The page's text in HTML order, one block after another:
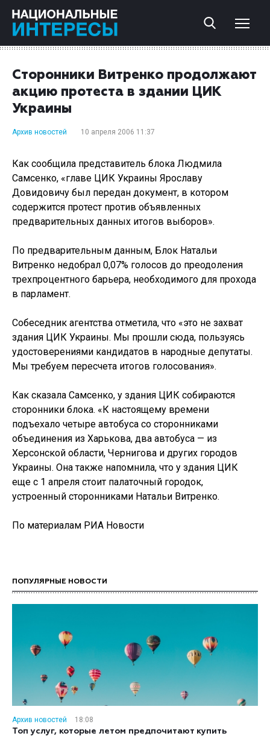
Сторонники Витренко продолжают
акцию протеста в здании ЦИК
Украины
Архив новостей 10 апреля 2006 11:37
Как сообщила представитель блока Людмила
Самсенко, «главе ЦИК Украины Ярославу
Довидовичу был передан документ, в котором
содержится протест против объявленных
предварительных данных итогов выборов».
По предварительным данным, Блок Натальи
Витренко недобрал 0,07% голосов до преодоления
трехпроцентного барьера, необходимого для прохода
в парламент.
Собеседник агентства отметила, что «это не захват
здания ЦИК Украины. Мы прошли сюда, пользуясь
удостоверениями кандидатов в народные депутаты.
Мы требуем пересчета итогов голосования».
Как сказала Самсенко, у здания ЦИК собираются
сторонники блока. «К настоящему времени
подъехало четыре автобуса со сторонниками
объединения из Харькова, два автобуса — из
Херсонской области, Чернигова и других городов
Украины. Она также напомнила, что у здания ЦИК
еще с 1 апреля стоит палаточный городок,
устроенный сторонниками Натальи Витренко.
По материалам РИА Новости
ПОПУЛЯРНЫЕ НОВОСТИ
Архив новостей
18:08
Топ услуг, которые летом предпочитают купить